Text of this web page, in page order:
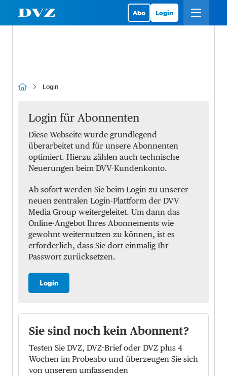
Abo Login
Login
Login für Abonnenten
Diese Webseite wurde grundlegend
überarbeitet und für unsere Abonnenten
optimiert. Hierzu zählen auch technische
Neuerungen beim DVV-Kundenkonto.
Ab sofort werden Sie beim Login zu unserer
neuen zentralen Login-Plattform der DVV
Media Group weitergeleitet. Um dann das
Online-Angebot Ihres Abonnements wie
gewohnt weiternutzen zu können, ist es
erforderlich, dass Sie dort einmalig Ihr
Passwort zurücksetzen.
Login
Sie sind noch kein Abonnent?
Testen Sie DVZ, DVZ-Brief oder DVZ plus 4
Wochen im Probeabo und überzeugen Sie sich
von unserem umfassenden